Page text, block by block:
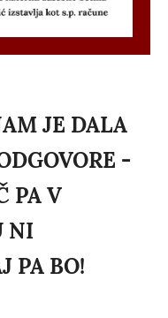
JE DALA
-
PA V
NI
PA BO!